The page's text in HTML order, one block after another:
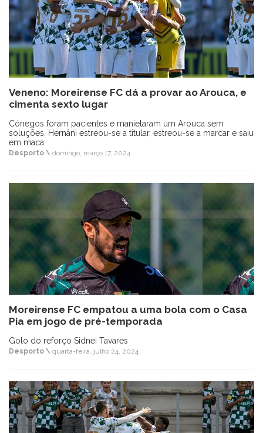
Veneno: Moreirense FC dá a provar ao Arouca, e
cimenta sexto lugar
Cónegos foram pacientes e manietaram um Arouca sem
soluções. Hernâni estreou-se a titular, estreou-se a marcar e saiu
em maca.
Desporto \ domingo, março 17, 2024
Moreirense FC empatou a uma bola com o Casa
Pia em jogo de pré-temporada
Golo do reforço Sidnei Tavares
Desporto \ quarta-feira, julho 24, 2024